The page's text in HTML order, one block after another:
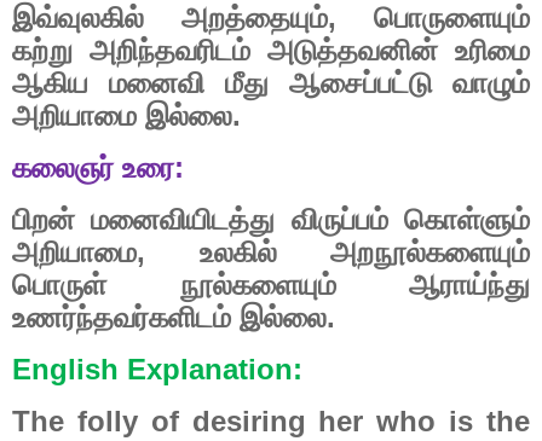
இவ்வுலகில்
அறத்தையும், பொருளையும்
கற்று அறிந்தவரிடம் அடுத்தவனின் உரிமை
ஆகிய
மனைவி மீது ஆசைப்பட்டு
வாழும்
அறியாமை இல்லை.
கலைஞர் உரை:
பிறன் மனைவியிடத்து விருப்பம் கொள்ளும்
அறியாமை, உலகில்
அறநூல்களையும்
பொருள்
நூல்களையும்
ஆராய்ந்து
உணர்ந்தவர்களிடம் இல்லை.
English Explanation:
The folly of desiring her who is the